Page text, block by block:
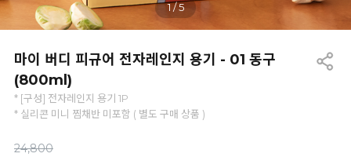
1/5
마이 버디 피규어 전자레인지 용기 - 01 동구
(800ml)
* [구성] 전자레인지 용기 1P
* 실리콘 미니 찜채반 미포함 ( 별도 구매 상품 )
24,800